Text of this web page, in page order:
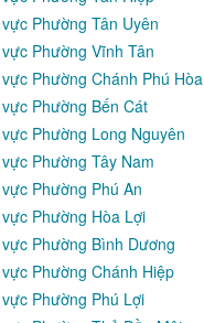
Phường Tân Uyên
Phường Vĩnh Tân
Phường Chánh Phú Hòa
Phường Bến Cát
Phường Long Nguyên
Phường Tây Nam
Phường Phú An
Phường Hòa Lợi
Phường Bình Dương
Phường Chánh Hiệp
Phường Phú Lợi